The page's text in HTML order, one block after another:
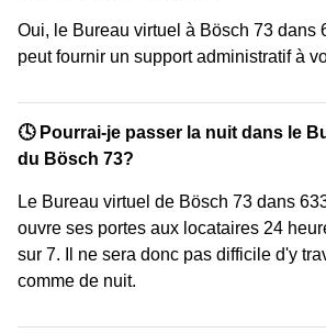
Oui, le Bureau virtuel à Bösch 73 dans
peut fournir un support administratif à
🕓 Pourrai-je passer la nuit dans le
du Bösch 73?
Le Bureau virtuel de Bösch 73 dans
ouvre ses portes aux locataires 24
sur 7. Il ne sera donc pas difficile d'y
comme de nuit.